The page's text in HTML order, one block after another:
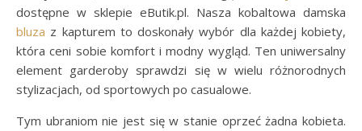
dostępne w sklepie eButik.pl. Nasza kobaltowa damska
bluza z kapturem to doskonały wybór dla każdej kobiety,
która ceni sobie komfort i modny wygląd. Ten uniwersalny
element garderoby sprawdzi się w wielu różnorodnych
stylizacjach, od sportowych po casualowe.
Tym ubraniom nie jest się w stanie oprzeć żadna kobieta.